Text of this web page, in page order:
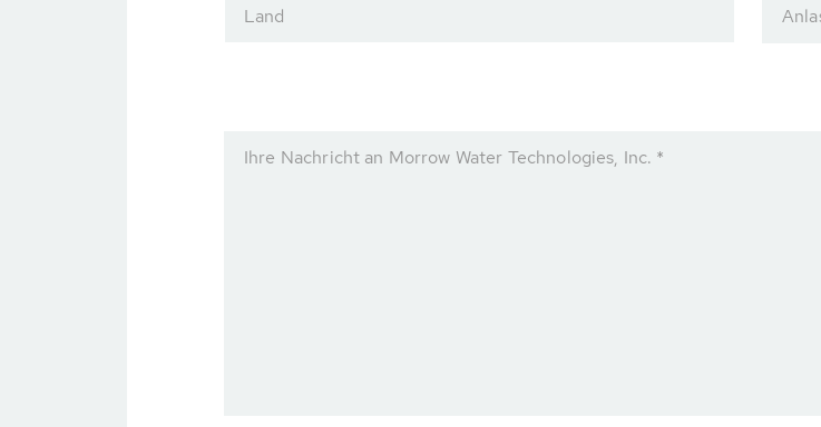
Land
Ihre Nachricht an Morrow Water Technologies, Inc. *